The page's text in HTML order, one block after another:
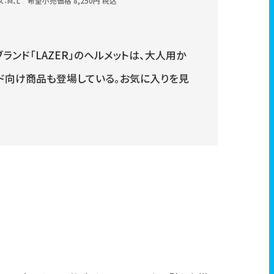
ンド「LAZER」のヘルメットは、大人用か
け商品も登場している。お気に入りを見